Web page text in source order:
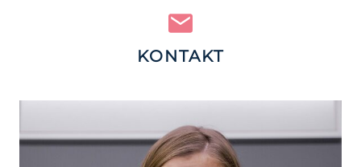
KONTAKT